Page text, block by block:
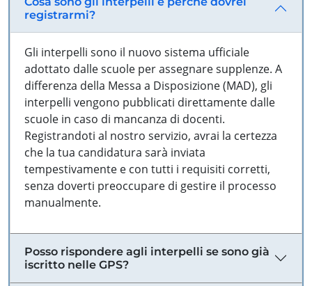
registrarmi?
Gli interpelli sono il nuovo sistema ufficiale
adottato dalle scuole per assegnare supplenze. A
differenza della Messa a Disposizione (MAD), gli
interpelli vengono pubblicati direttamente dalle
scuole in caso di mancanza di docenti.
Registrandoti al nostro servizio, avrai la certezza
che la tua candidatura sarà inviata
tempestivamente e con tutti i requisiti corretti,
senza doverti preoccupare di gestire il processo
manualmente.
Posso rispondere agli interpelli se sono già
iscritto nelle GPS?